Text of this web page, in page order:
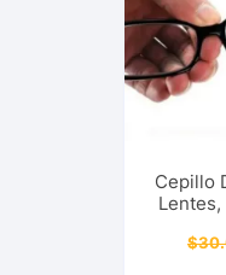
Cepillo
Lentes,
$